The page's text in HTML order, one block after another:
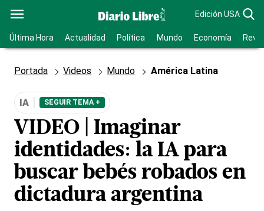
Edición USA
Última Hora Actualidad Política Mundo Economía
Portada Videos Mundo América Latina
IA SEGUIR TEMA +
VIDEO | Imaginar
identidades: la IA para
buscar bebés robados en
dictadura argentina